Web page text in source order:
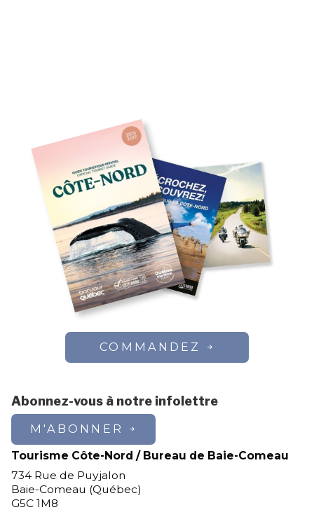
COMMANDEZ
Abonnez-vous à notre infolettre
M'ABONNER
Tourisme Côte-Nord / Bureau de Baie-Comeau
734 Rue de Puyjalon
Baie-Comeau (Québec)
G5C 1M8